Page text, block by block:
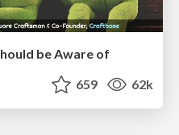
be Aware of
659 62k